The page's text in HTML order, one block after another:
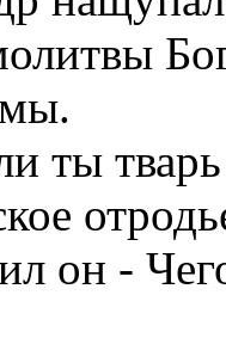
ты
он -